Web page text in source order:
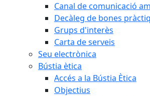
Canal de comunicació
Decàleg de bones
Grups d'interès
Carta de serveis
Seu electrònica
Bústia ètica
Accés a la Bústia Ètica
Objectius